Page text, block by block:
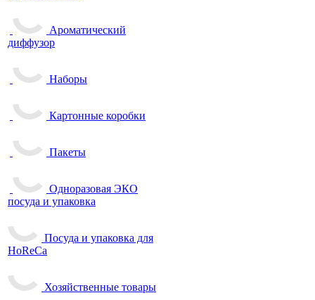
Ароматический
диффузор
Наборы
Картонные коробки
Пакеты
Одноразовая ЭКО
посуда и упаковка
Посуда и упаковка для
HoReCa
Хозяйственные товары